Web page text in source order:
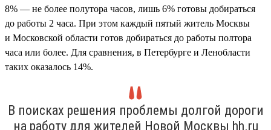
8% — не более полутора часов, лишь 6% готовы добираться
до работы 2 часа. При этом каждый пятый житель Москвы
и Московской области готов добираться до работы полтора
часа или более. Для сравнения, в Петербурге и Ленобласти
таких оказалось 14%.
В поисках решения проблемы долгой дороги
на работу для жителей Новой Москвы hh.ru